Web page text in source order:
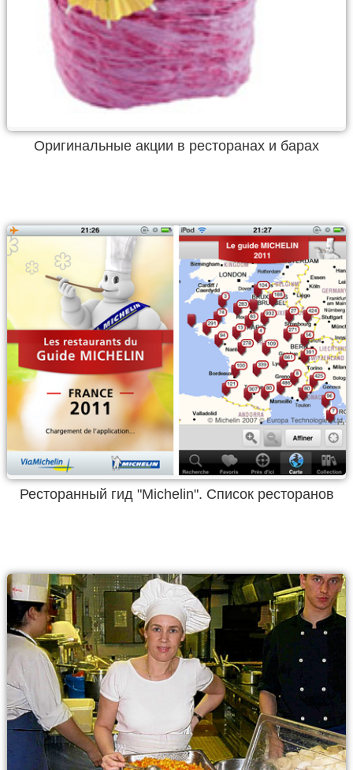
Оригинальные акции в ресторанах и барах
Ресторанный гид "Michelin". Список ресторанов